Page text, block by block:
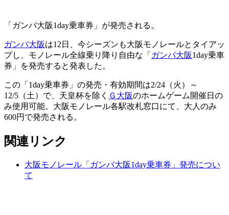
「ガンバ大阪1day乗車券」が発売される。
ガンバ大阪は12日、今シーズンも大阪モノレールとタイアッ
プし、モノレール全線乗り降り自由な「 ガンバ大阪1day乗車
券」を発売すると発表した。
この「1day乗車券」の発売・有効期間は2/24（火）～
12/5（土）で、天皇杯を除く Ｇ大阪のホームゲーム開催日の
み使用可能。大阪モノレール各駅改札窓口にて、大人のみ
600円で発売される。
関連リンク
大阪モノレール「ガンバ大阪1day乗車券」発売につい
て